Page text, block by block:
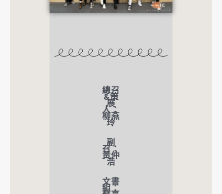
總召
&策
展
人：
柳燕
玲
副
召：
黃仲
浩
文書
組：